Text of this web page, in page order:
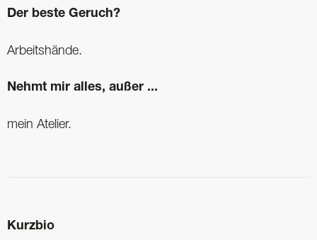
Der beste Geruch?
Arbeitshände.
Nehmt mir alles, außer ...
mein Atelier.
Kurzbio